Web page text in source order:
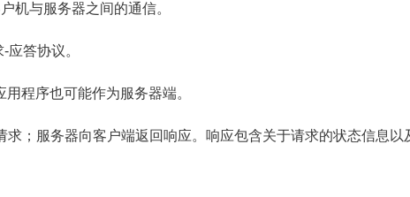
机与服务器之间的通信。
答协议。
程序也可能作为服务器端。
；服务器向客户端返回响应。响应包含关于请求的状态信息以